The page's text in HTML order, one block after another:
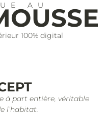
AU
100% digital
à part entière, véritable
l’habitat.